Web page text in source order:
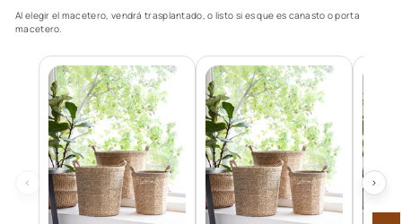
Al elegir el macetero, vendrá trasplantado, o listo si es que es canasto o porta
macetero.
‹ ›